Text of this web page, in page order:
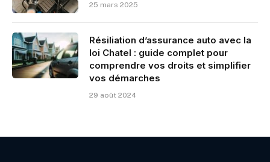
25 mars 2025
Résiliation d’assurance auto avec la
loi Chatel : guide complet pour
comprendre vos droits et simplifier
vos démarches
29 août 2024